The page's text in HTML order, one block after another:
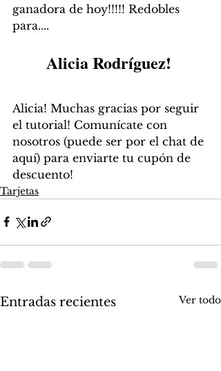
ganadora de hoy!!!!! Redobles
para....
Alicia Rodríguez!
Alicia! Muchas gracias por seguir
el tutorial! Comunícate con
nosotros (puede ser por el chat de
aquí) para enviarte tu cupón de
descuento!
Tarjetas
Entradas recientes Ver todo